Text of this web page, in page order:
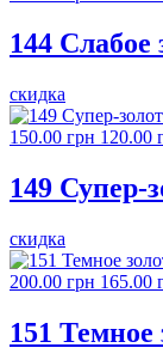
144
скидка
150.00 грн 120.00
149 Супер-
скидка
200.00 грн 165.00
151 Темное